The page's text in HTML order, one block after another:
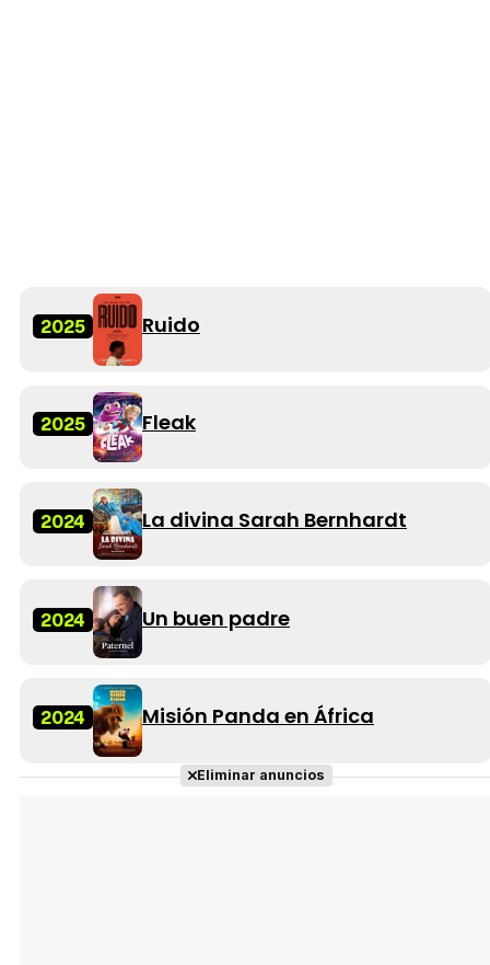
2025 Ruido
2025 Fleak
2024 La divina Sarah Bernhardt
2024 Un buen padre
2024 Misión Panda en África
Eliminar anuncios